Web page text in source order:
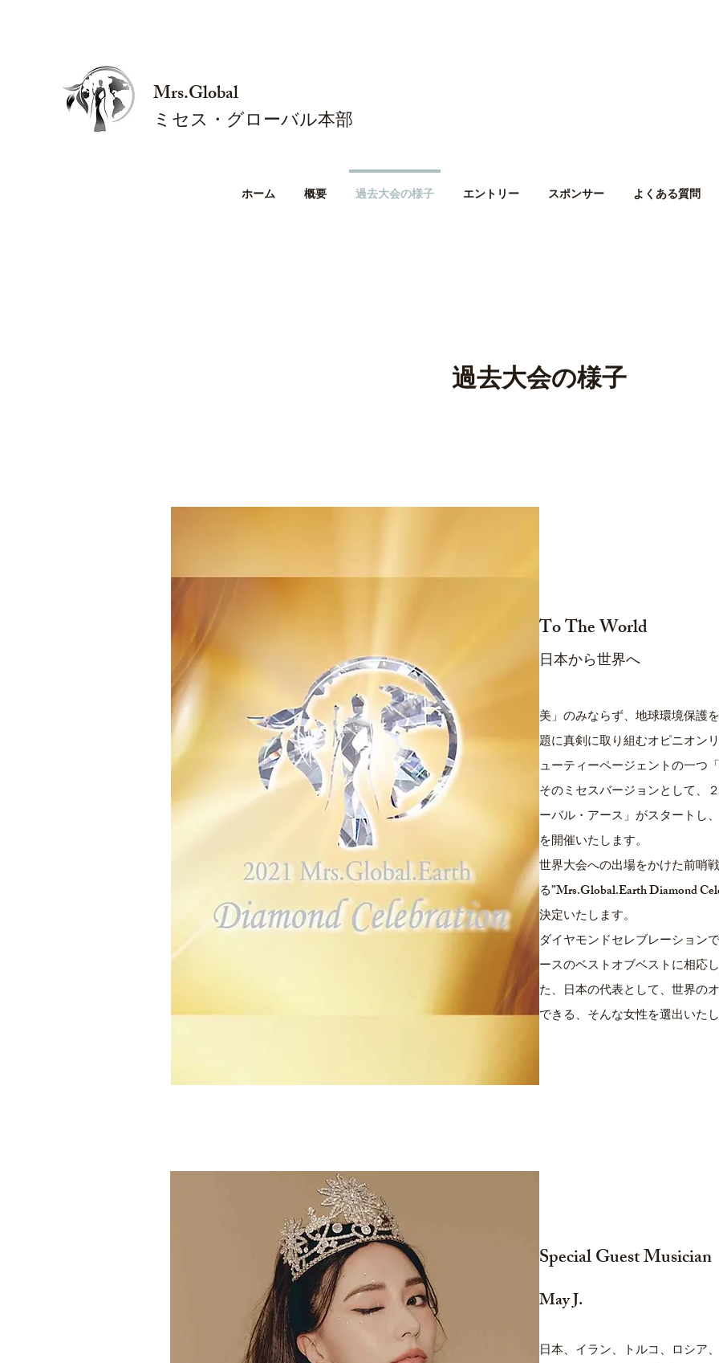
Mrs.Global
ミセス・グローバル本部
ホーム 概要 過去大会の様子 エントリー スポンサー よくある質問
過去大会の様子
To The World
日本から世界へ
美」のみならず、地球環境保護
題に真剣に取り組むオピニオン
ューティーページェントの一つ
そのミセスバージョンとして、
ーバル・アース」がスタートし
を開催いたします。
世界大会への出場をかけた前哨
る”Mrs.Global.Earth Diamond
決定いたします。
ダイヤモンドセレブレーション
ースのベストオブベストに相応
た、日本の代表として、世界の
できる、そんな女性を選出いたし
Special Guest Musician
May J.
日本、イラン、トルコ、ロシア